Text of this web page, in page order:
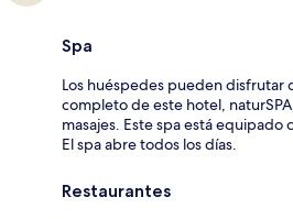
Spa
Los huéspedes pueden disfrutar
completo de este hotel,
masajes. Este spa está equipado
El spa abre todos los días.
Restaurantes